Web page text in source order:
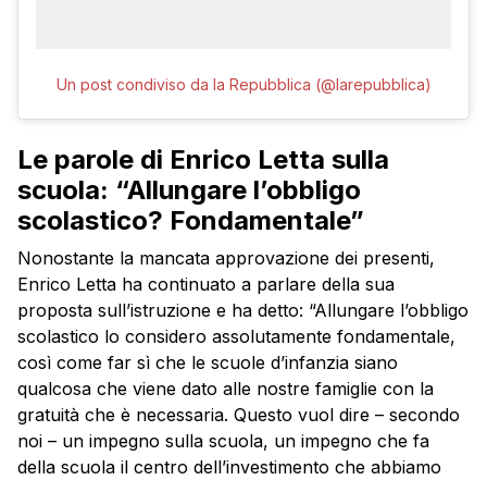
Un post condiviso da la Repubblica (@larepubblica)
Le parole di Enrico Letta sulla
scuola: “Allungare l’obbligo
scolastico? Fondamentale”
Nonostante la mancata approvazione dei presenti,
Enrico Letta ha continuato a parlare della sua
proposta sull’istruzione e ha detto: “Allungare l’obbligo
scolastico lo considero assolutamente fondamentale,
così come far sì che le scuole d’infanzia siano
qualcosa che viene dato alle nostre famiglie con la
gratuità che è necessaria. Questo vuol dire – secondo
noi – un impegno sulla scuola, un impegno che fa
della scuola il centro dell’investimento che abbiamo